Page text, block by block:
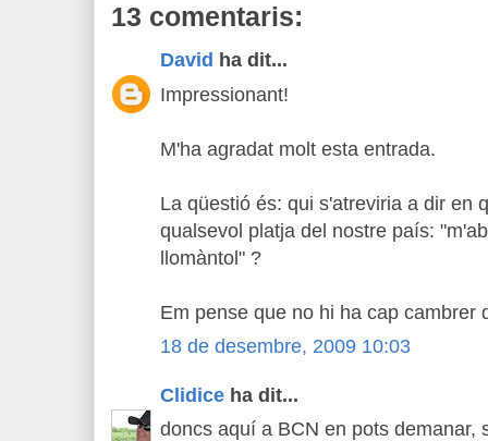
13 comentaris:
David ha dit...
Impressionant!
M'ha agradat molt esta entrada.
La qüestió és: qui s'atreviria a dir en
qualsevol platja del nostre país:
llomàntol" ?
Em pense que no hi ha cap cambrer
18 de desembre, 2009 10:03
Clidice ha dit...
doncs aquí a BCN en pots demanar,